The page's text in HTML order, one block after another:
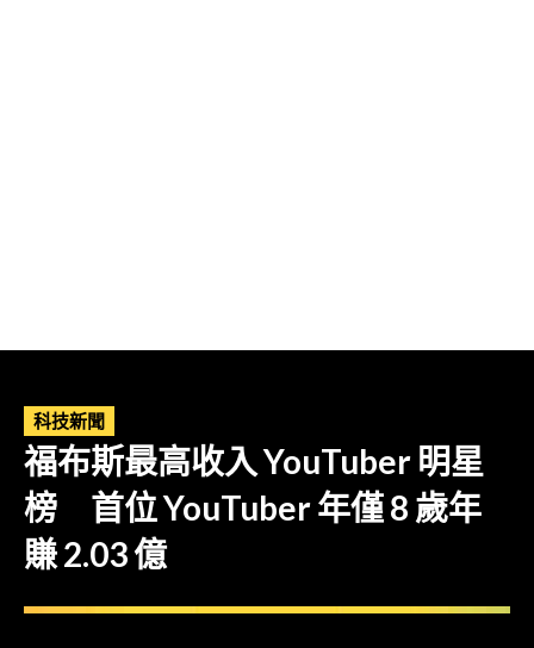
科技新聞
福布斯最高收入 YouTuber 明星
榜 首位 YouTuber 年僅 8 歲年
賺 2.03 億